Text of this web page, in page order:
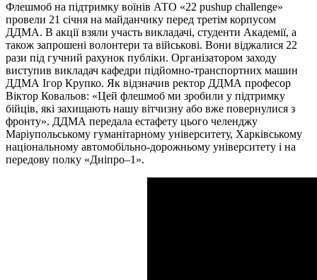
Флешмоб на підтримку воїнів АТО «22 pushup challenge»
провели 21 січня на майданчику перед третім корпусом
ДДМА. В акції взяли участь викладачі, студенти Академії, а
також запрошені волонтери та військові. Вони віджалися 22
рази під гучний рахунок публіки. Організатором заходу
виступив викладач кафедри підйомно-транспортних машин
ДДМА Ігор Крупко. Як відзначив ректор ДДМА професор
Віктор Ковальов: «Цей флешмоб ми зробили у підтримку
бійців, які захищають нашу вітчизну або вже повернулися з
фронту». ДДМА передала естафету цього челенджу
Маріупольському гуманітарному університету, Харківському
національному автомобільно-дорожньому університету і на
передову полку «Дніпро–1».